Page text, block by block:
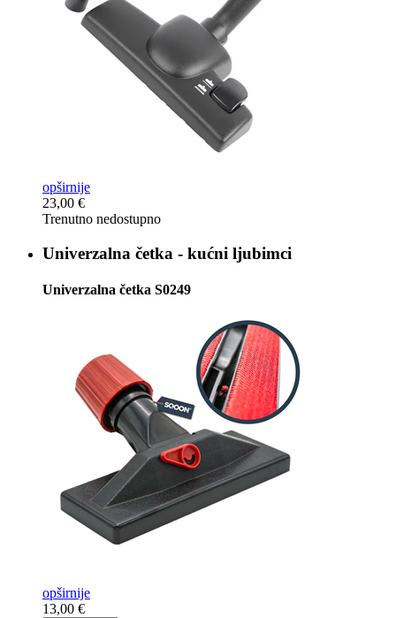
opširnije
23,00 €
Trenutno nedostupno
Univerzalna četka - kućni ljubimci
Univerzalna četka S0249
opširnije
13,00 €